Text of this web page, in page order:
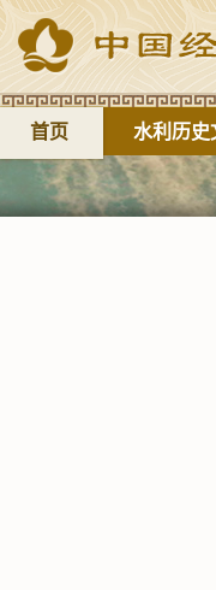
首页 水利历史